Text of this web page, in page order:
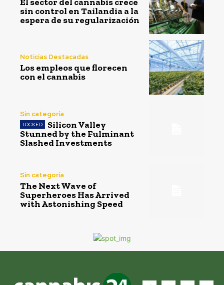
sin control en Tailandia a la
espera de su regularización
Noticias Destacadas
Los empleos que florecen
con el cannabis
Sin categoría
Silicon Valley
Stunned by the Fulminant
Slashed Investments
Sin categoría
The Next Wave of
Superheroes Has Arrived
with Astonishing Speed